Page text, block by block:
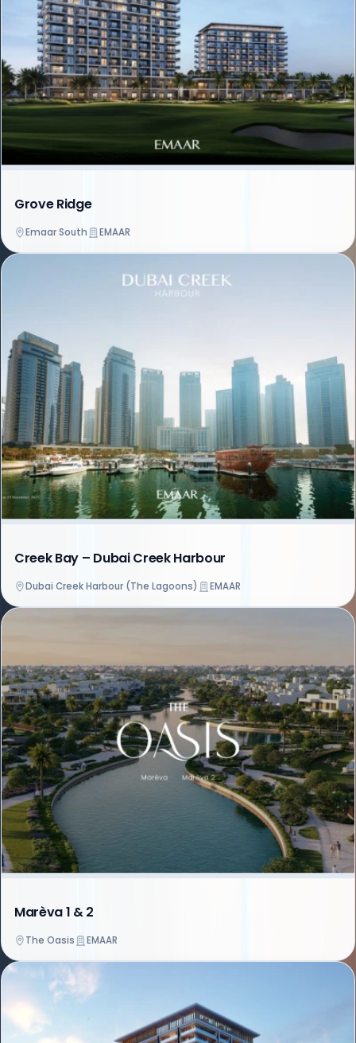
Grove Ridge
Emaar South EMAAR
Creek Bay – Dubai Creek Harbour
Dubai Creek Harbour (The Lagoons) EMAAR
Marèva 1 & 2
The Oasis EMAAR